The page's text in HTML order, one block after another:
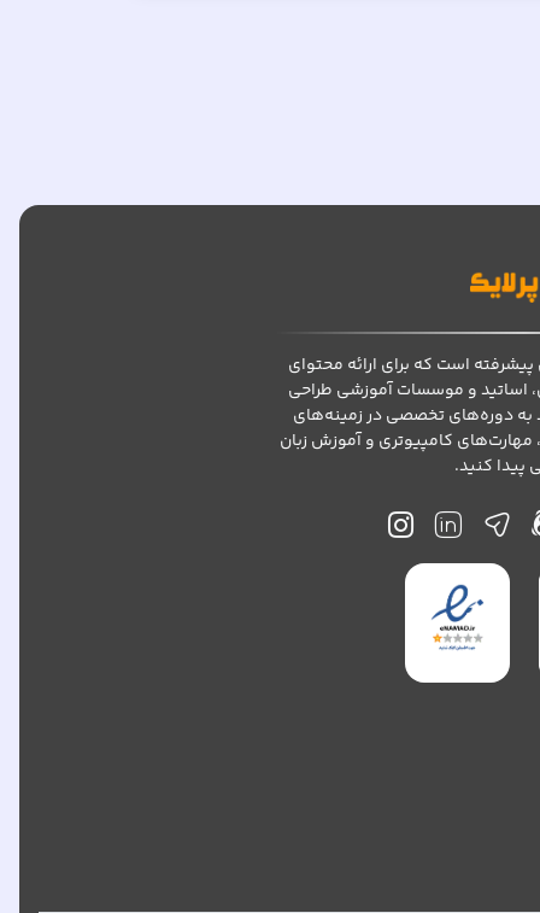
است که برای ارائه محتوای
اساتید و موسسات آموزشی طراحی
به دوره‌های تخصصی در زمینه‌های
مهارت‌های کامپیوتری و آموزش زبان
کنید.